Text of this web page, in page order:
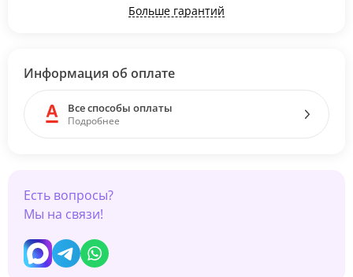
Больше гарантий
Информация об оплате
Все способы оплаты
Подробнее
Есть вопросы?
Мы на связи!